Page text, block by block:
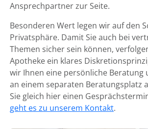
Ansprechpartner zur Seite.
Besonderen Wert legen wir auf den
Privatsphäre. Damit Sie auch bei
Themen sicher sein können,
Apotheke ein klares
wir Ihnen eine persönliche Beratung
an einem separaten Beratungsplatz
Sie gleich hier einen
geht es zu unserem Kontakt.